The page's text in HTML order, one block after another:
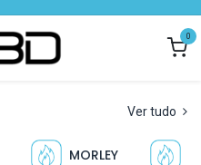
0
Ver tudo
MORLEY